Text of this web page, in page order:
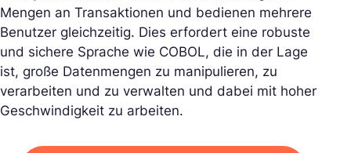
Mengen an Transaktionen und bedienen mehrere
Benutzer gleichzeitig. Dies erfordert eine robuste
und sichere Sprache wie COBOL, die in der Lage
ist, große Datenmengen zu manipulieren, zu
verarbeiten und zu verwalten und dabei mit hoher
Geschwindigkeit zu arbeiten.